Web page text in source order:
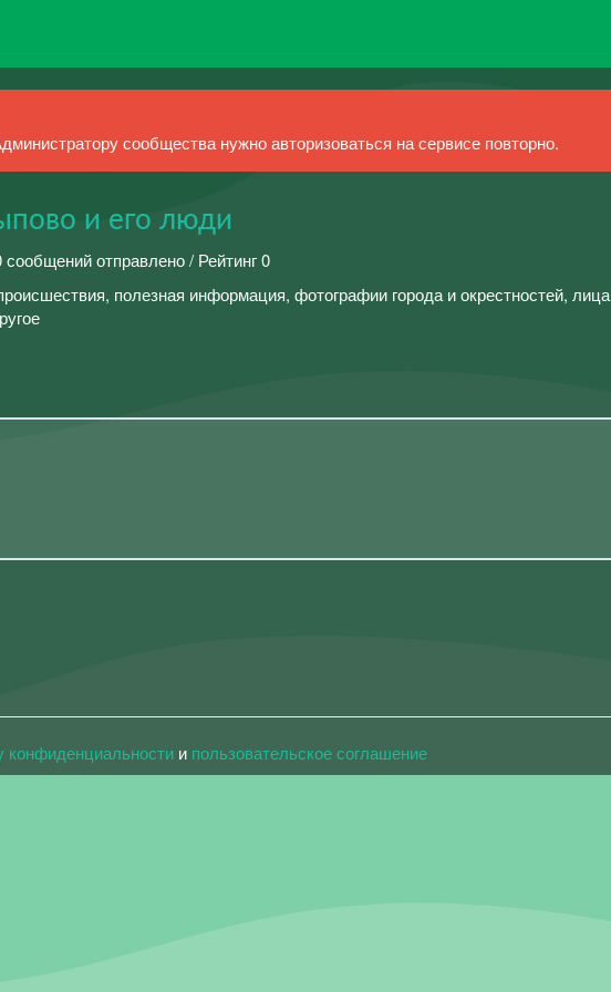
сообщества нужно авторизоваться на сервисе повторно.
и его люди
сообщений отправлено / Рейтинг 0
полезная информация, фотографии города и окрестностей, лица
конфиденциальности и пользовательское соглашение